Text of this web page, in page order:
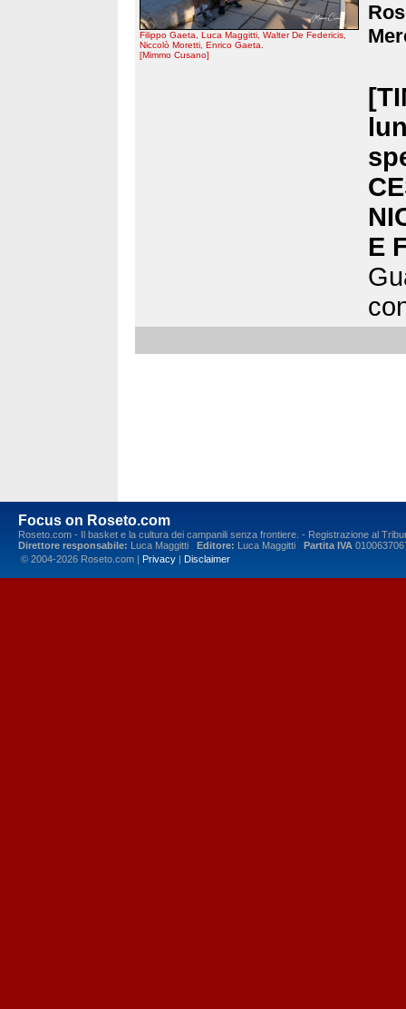
Filippo Gaeta, Luca Maggitti, Walter De Federicis,
Niccolò Moretti, Enrico Gaeta.
[Mimmo Cusano]
E
Focus on Roseto.com
Roseto.com - Il basket e la cultura dei campanili senza frontiere. - Registrazione al
Direttore responsabile: Luca Maggitti Editore: Luca Maggitti Partita IVA
© 2004-2026 Roseto.com | Privacy | Disclaimer